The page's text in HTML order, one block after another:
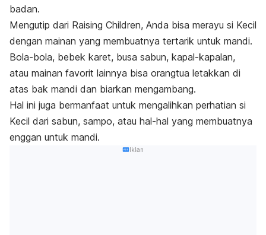
badan.
Mengutip dari Raising Children, Anda bisa merayu si Kecil
dengan mainan yang membuatnya tertarik untuk mandi.
Bola-bola, bebek karet, busa sabun, kapal-kapalan,
atau mainan favorit lainnya bisa orangtua letakkan di
atas bak mandi dan biarkan mengambang.
Hal ini juga bermanfaat untuk mengalihkan perhatian si
Kecil dari sabun, sampo, atau hal-hal yang membuatnya
enggan untuk mandi.
Iklan